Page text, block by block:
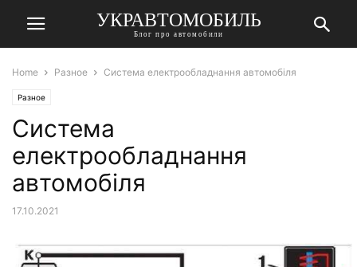
УКРАВТОМОБИЛЬ
Блог про автомобили
Home Разное Система електрообладнання автомобіля
Разное
Система
електрообладнання
автомобіля
17.10.2021